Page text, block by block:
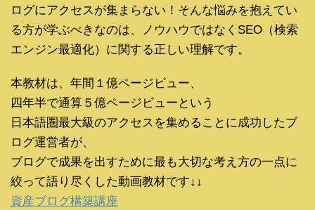
ログにアクセスが集まらない！そんな悩みを抱えてい
る方が学ぶべきなのは、ノウハウではなくSEO（検索
エンジン最適化）に関する正しい理解です。
本教材は、年間１億ページビュー、
四年半で通算５億ページビューという
日本語圏最大級のアクセスを集めることに成功したブ
ログ運営者が、
ブログで成果を出すために最も大切な考え方の一点に
絞って語り尽くした動画教材です↓↓
資産ブログ構築講座